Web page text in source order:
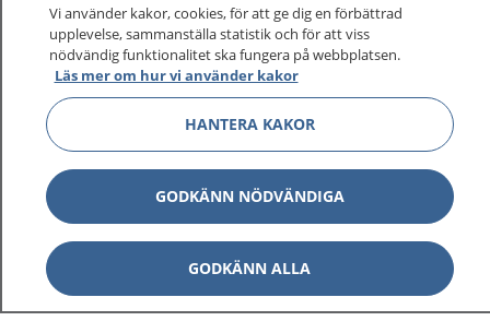
1177–tryggt om din hälsa och vård
På 1177.se får du råd om hälsa och information om
sjukdomar och vilka mottagningar du kan kontakta.
Logga in för att läsa din journal och göra dina
vårdärenden. Ring telefonnummer 1177 för
sjukvårdsrådgivning dygnet runt.
1177 ger dig råd när du vill må bättre.
Vi använder kakor, cookies, för att ge dig en förbättrad
upplevelse, sammanställa statistik och för att viss
nödvändig funktionalitet ska fungera på webbplatsen.
Läs mer om hur vi använder kakor
HANTERA KAKOR
GODKÄNN NÖDVÄNDIGA
GODKÄNN ALLA